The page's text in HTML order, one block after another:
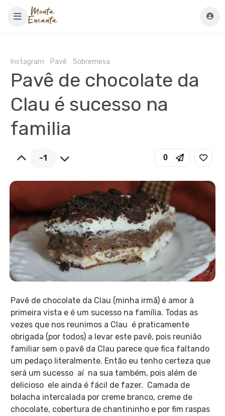
Instagram Pavê Sobremesa
Pavê de chocolate da
Clau é sucesso na
familia
-1 0
Pavê de chocolate da Clau (minha irmã) é amor à
primeira vista e é um sucesso na família. Todas as
vezes que nos reunimos a Clau é praticamente
obrigada (por todos) a levar este pavê, pois reunião
familiar sem o pavê da Clau parece que fica faltando
um pedaço literalmente. Então eu tenho certeza que
será um sucesso aí na sua também, pois além de
delicioso ele ainda é fácil de fazer. Camada de
bolacha intercalada por creme branco, creme de
chocolate, cobertura de chantininho e por fim raspas